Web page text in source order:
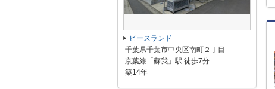
ピースランド
千葉県千葉市中央区南町２丁目
京葉線「蘇我」駅 徒歩7分
築14年